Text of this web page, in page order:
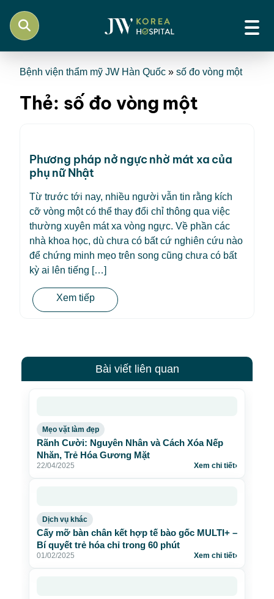
Bệnh viện thẩm mỹ JW Hàn Quốc » số đo vòng một
Thẻ: số đo vòng một
Phương pháp nở ngực nhờ mát xa của
phụ nữ Nhật
Từ trước tới nay, nhiều người vẫn tin rằng kích
cỡ vòng một có thể thay đổi chỉ thông qua việc
thường xuyên mát xa vòng ngực. Về phần các
nhà khoa học, dù chưa có bất cứ nghiên cứu nào
để chứng minh mẹo trên song cũng chưa có bất
kỳ ai lên tiếng […]
Xem tiếp
Bài viết liên quan
Mẹo vặt làm đẹp
Rãnh Cười: Nguyên Nhân và Cách Xóa Nếp
Nhăn, Trẻ Hóa Gương Mặt
22/04/2025 Xem chi tiết›
Dịch vụ khác
Cấy mỡ bàn chân kết hợp tế bào gốc MULTI+ –
Bí quyết trẻ hóa chỉ trong 60 phút
01/02/2025 Xem chi tiết›